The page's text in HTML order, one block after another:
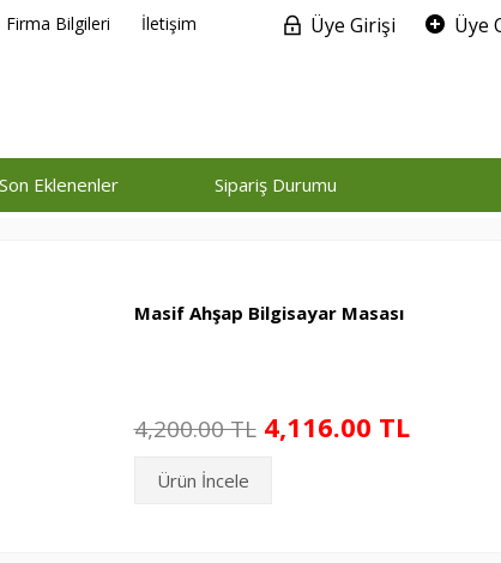
Firma Bilgileri İletişim Üye Girişi Üye
Son Eklenenler Sipariş Durumu
Masif Ahşap Bilgisayar Masası
4,200.00 TL4,116.00 TL
Ürün İncele